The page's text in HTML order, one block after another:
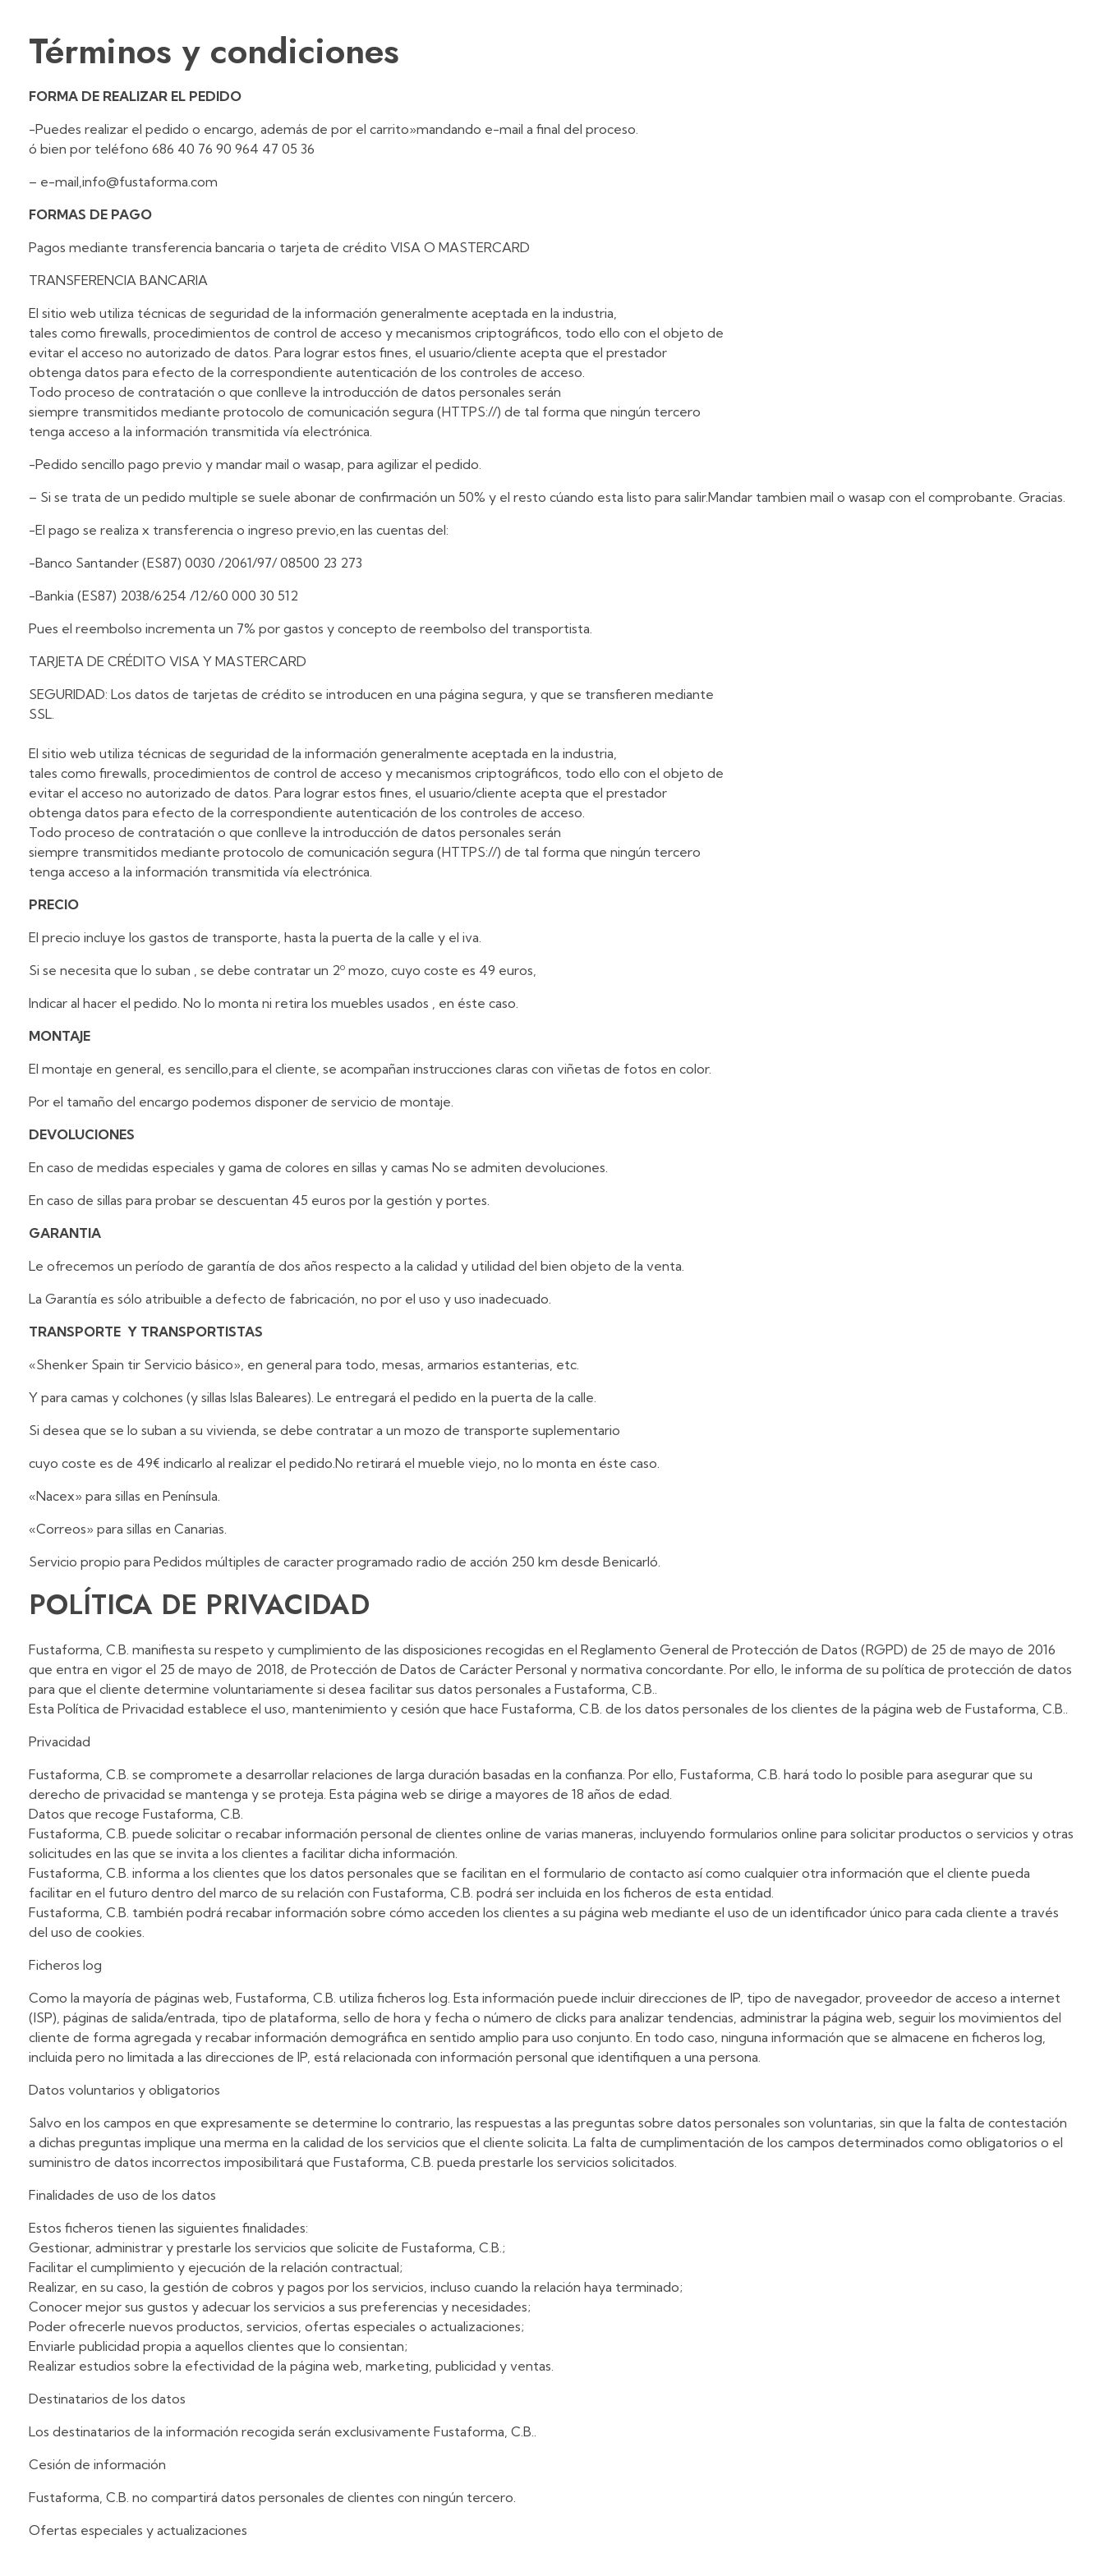
Términos y condiciones
FORMA DE REALIZAR EL PEDIDO
-Puedes realizar el pedido o encargo, además de por el carrito»mandando e-mail a final del proceso.
ó bien por teléfono 686 40 76 90 964 47 05 36
– e-mail,info@fustaforma.com
FORMAS DE PAGO
Pagos mediante transferencia bancaria o tarjeta de crédito VISA O MASTERCARD
TRANSFERENCIA BANCARIA
El sitio web utiliza técnicas de seguridad de la información generalmente aceptada en la industria,
tales como firewalls, procedimientos de control de acceso y mecanismos criptográficos, todo ello con el objeto de
evitar el acceso no autorizado de datos. Para lograr estos fines, el usuario/cliente acepta que el prestador
obtenga datos para efecto de la correspondiente autenticación de los controles de acceso.
Todo proceso de contratación o que conlleve la introducción de datos personales serán
siempre transmitidos mediante protocolo de comunicación segura (HTTPS://) de tal forma que ningún tercero
tenga acceso a la información transmitida vía electrónica.
-Pedido sencillo pago previo y mandar mail o wasap, para agilizar el pedido.
– Si se trata de un pedido multiple se suele abonar de confirmación un 50% y el resto cúando esta listo para salir.Mandar tambien mail o wasap con el comprobante. Gracias.
-El pago se realiza x transferencia o ingreso previo,en las cuentas del:
-Banco Santander (ES87) 0030 /2061/97/ 08500 23 273
-Bankia (ES87) 2038/6254 /12/60 000 30 512
Pues el reembolso incrementa un 7% por gastos y concepto de reembolso del transportista.
TARJETA DE CRÉDITO VISA Y MASTERCARD
SEGURIDAD: Los datos de tarjetas de crédito se introducen en una página segura, y que se transfieren mediante
SSL.
El sitio web utiliza técnicas de seguridad de la información generalmente aceptada en la industria,
tales como firewalls, procedimientos de control de acceso y mecanismos criptográficos, todo ello con el objeto de
evitar el acceso no autorizado de datos. Para lograr estos fines, el usuario/cliente acepta que el prestador
obtenga datos para efecto de la correspondiente autenticación de los controles de acceso.
Todo proceso de contratación o que conlleve la introducción de datos personales serán
siempre transmitidos mediante protocolo de comunicación segura (HTTPS://) de tal forma que ningún tercero
tenga acceso a la información transmitida vía electrónica.
PRECIO
El precio incluye los gastos de transporte, hasta la puerta de la calle y el iva.
Si se necesita que lo suban , se debe contratar un 2º mozo, cuyo coste es 49 euros,
Indicar al hacer el pedido. No lo monta ni retira los muebles usados , en éste caso.
MONTAJE
El montaje en general, es sencillo,para el cliente, se acompañan instrucciones claras con viñetas de fotos en color.
Por el tamaño del encargo podemos disponer de servicio de montaje.
DEVOLUCIONES
En caso de medidas especiales y gama de colores en sillas y camas No se admiten devoluciones.
En caso de sillas para probar se descuentan 45 euros por la gestión y portes.
GARANTIA
Le ofrecemos un período de garantía de dos años respecto a la calidad y utilidad del bien objeto de la venta.
La Garantía es sólo atribuible a defecto de fabricación, no por el uso y uso inadecuado.
TRANSPORTE Y TRANSPORTISTAS
«Shenker Spain tir Servicio básico», en general para todo, mesas, armarios estanterias, etc.
Y para camas y colchones (y sillas Islas Baleares). Le entregará el pedido en la puerta de la calle.
Si desea que se lo suban a su vivienda, se debe contratar a un mozo de transporte suplementario
cuyo coste es de 49€ indicarlo al realizar el pedido.No retirará el mueble viejo, no lo monta en éste caso.
«Nacex» para sillas en Península.
«Correos» para sillas en Canarias.
Servicio propio para Pedidos múltiples de caracter programado radio de acción 250 km desde Benicarló.
POLÍTICA DE PRIVACIDAD
Fustaforma, C.B. manifiesta su respeto y cumplimiento de las disposiciones recogidas en el Reglamento General de Protección de Datos (RGPD) de 25 de mayo de 2016
que entra en vigor el 25 de mayo de 2018, de Protección de Datos de Carácter Personal y normativa concordante. Por ello, le informa de su política de protección de datos
para que el cliente determine voluntariamente si desea facilitar sus datos personales a Fustaforma, C.B..
Esta Política de Privacidad establece el uso, mantenimiento y cesión que hace Fustaforma, C.B. de los datos personales de los clientes de la página web de Fustaforma, C.B..
Privacidad
Fustaforma, C.B. se compromete a desarrollar relaciones de larga duración basadas en la confianza. Por ello, Fustaforma, C.B. hará todo lo posible para asegurar que su
derecho de privacidad se mantenga y se proteja. Esta página web se dirige a mayores de 18 años de edad.
Datos que recoge Fustaforma, C.B.
Fustaforma, C.B. puede solicitar o recabar información personal de clientes online de varias maneras, incluyendo formularios online para solicitar productos o servicios y otras
solicitudes en las que se invita a los clientes a facilitar dicha información.
Fustaforma, C.B. informa a los clientes que los datos personales que se facilitan en el formulario de contacto así como cualquier otra información que el cliente pueda
facilitar en el futuro dentro del marco de su relación con Fustaforma, C.B. podrá ser incluida en los ficheros de esta entidad.
Fustaforma, C.B. también podrá recabar información sobre cómo acceden los clientes a su página web mediante el uso de un identificador único para cada cliente a través
del uso de cookies.
Ficheros log
Como la mayoría de páginas web, Fustaforma, C.B. utiliza ficheros log. Esta información puede incluir direcciones de IP, tipo de navegador, proveedor de acceso a internet
(ISP), páginas de salida/entrada, tipo de plataforma, sello de hora y fecha o número de clicks para analizar tendencias, administrar la página web, seguir los movimientos del
cliente de forma agregada y recabar información demográfica en sentido amplio para uso conjunto. En todo caso, ninguna información que se almacene en ficheros log,
incluida pero no limitada a las direcciones de IP, está relacionada con información personal que identifiquen a una persona.
Datos voluntarios y obligatorios
Salvo en los campos en que expresamente se determine lo contrario, las respuestas a las preguntas sobre datos personales son voluntarias, sin que la falta de contestación
a dichas preguntas implique una merma en la calidad de los servicios que el cliente solicita. La falta de cumplimentación de los campos determinados como obligatorios o el
suministro de datos incorrectos imposibilitará que Fustaforma, C.B. pueda prestarle los servicios solicitados.
Finalidades de uso de los datos
Estos ficheros tienen las siguientes finalidades:
Gestionar, administrar y prestarle los servicios que solicite de Fustaforma, C.B.;
Facilitar el cumplimiento y ejecución de la relación contractual;
Realizar, en su caso, la gestión de cobros y pagos por los servicios, incluso cuando la relación haya terminado;
Conocer mejor sus gustos y adecuar los servicios a sus preferencias y necesidades;
Poder ofrecerle nuevos productos, servicios, ofertas especiales o actualizaciones;
Enviarle publicidad propia a aquellos clientes que lo consientan;
Realizar estudios sobre la efectividad de la página web, marketing, publicidad y ventas.
Destinatarios de los datos
Los destinatarios de la información recogida serán exclusivamente Fustaforma, C.B..
Cesión de información
Fustaforma, C.B. no compartirá datos personales de clientes con ningún tercero.
Ofertas especiales y actualizaciones